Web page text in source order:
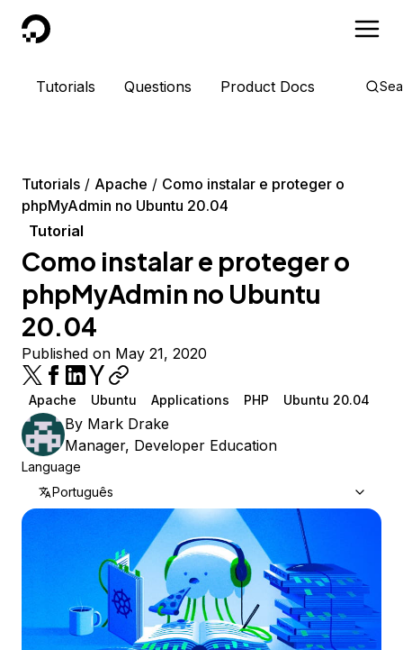
DigitalOcean
Tutorials Questions Product Docs
Tutorials Apache
Como instalar e proteger o
phpMyAdmin no Ubuntu 20.04
Tutorial
Como instalar e proteger o
phpMyAdmin no Ubuntu
20.04
Published on May 21, 2020
Apache Ubuntu Applications PHP Ubuntu 20.04
By Mark Drake
Manager, Developer Education
Language
Português